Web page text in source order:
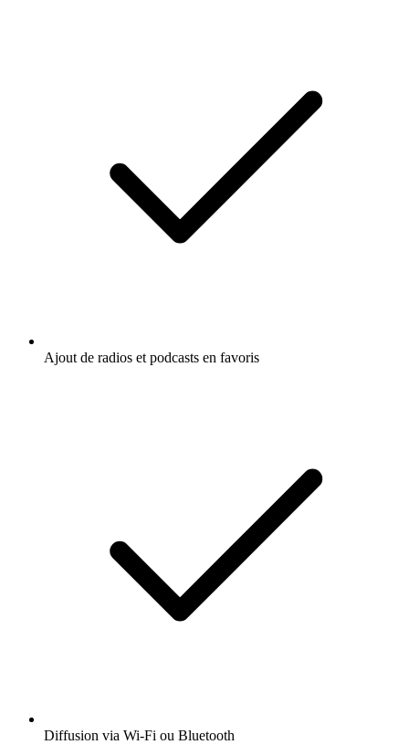
Ajout de radios et podcasts en favoris
Diffusion via Wi-Fi ou Bluetooth